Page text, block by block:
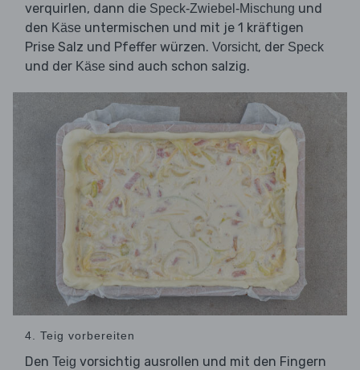
verquirlen, dann die Speck-Zwiebel-Mischung und
den Käse untermischen und mit je 1 kräftigen
Prise Salz und Pfeffer würzen. Vorsicht, der Speck
und der Käse sind auch schon salzig.
4. Teig vorbereiten
Den Teig vorsichtig ausrollen und mit den Fingern